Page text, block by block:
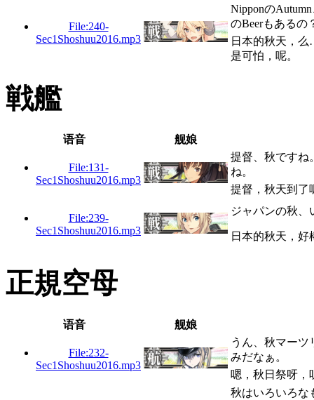
File:240-
Sec1Shoshuu2016.mp3
Nipponの
のBeerもある
日本的秋天，
是可怕，呢。
戦艦
语音 舰娘
File:131-
Sec1Shoshuu2016.mp3
提督、秋ですね
ね。
提督，秋天到了
File:239-
Sec1Shoshuu2016.mp3
ジャパンの秋、
日本的秋天，
正規空母
语音 舰娘
File:232-
Sec1Shoshuu2016.mp3
うん、秋マー
みだなぁ。
嗯，秋日祭呀，
秋はいろいろな